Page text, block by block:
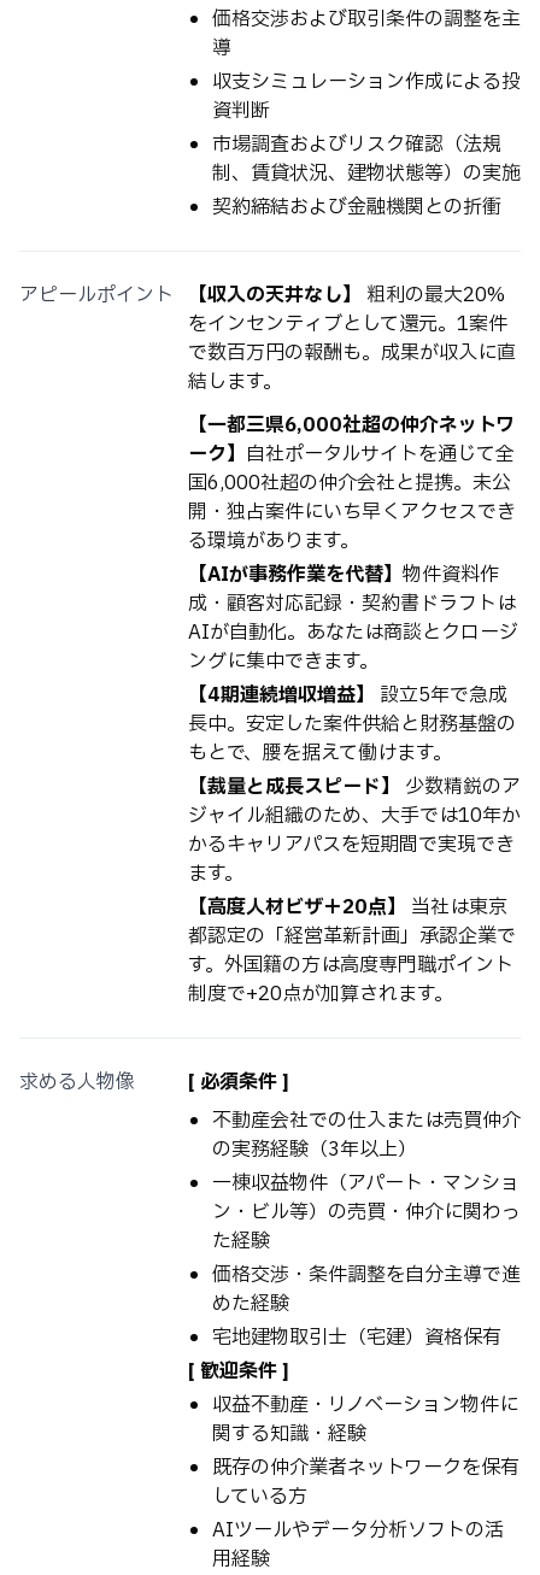
価格交渉および取引条件の調整を主
導
収支シミュレーション作成による投
資判断
市場調査およびリスク確認（法規
制、賃貸状況、建物状態等）の実施
契約締結および金融機関との折衝
アピールポイント 【収入の天井なし】
粗利の最大20%
をインセンティブとして還元。1案件
で数百万円の報酬も。成果が収入に直
結します。
【一都三県6,000社超の仲介ネットワ
ーク】 自社ポータルサイトを通じて全
国6,000社超の仲介会社と提携。未公
開・独占案件にいち早くアクセスでき
る環境があります。
【AIが事務作業を代替】 物件資料作
成・顧客対応記録・契約書ドラフトは
AIが自動化。あなたは商談とクロージ
ングに集中できます。
【4期連続増収増益】
設立5年で急成
長中。安定した案件供給と財務基盤の
もとで、腰を据えて働けます。
【裁量と成長スピード】
少数精鋭のア
ジャイル組織のため、大手では10年か
かるキャリアパスを短期間で実現でき
ます。
【高度人材ビザ＋20点】
当社は東京
都認定の「経営革新計画」承認企業で
す。外国籍の方は高度専門職ポイント
制度で+20点が加算されます。
求める人物像
[ 必須条件 ]
不動産会社での仕入または売買仲介
の実務経験（3年以上）
一棟収益物件（アパート・マンショ
ン・ビル等）の売買・仲介に関わっ
た経験
価格交渉・条件調整を自分主導で進
めた経験
宅地建物取引士（宅建）資格保有
[ 歓迎条件 ]
収益不動産・リノベーション物件に
関する知識・経験
既存の仲介業者ネットワークを保有
している方
AIツールやデータ分析ソフトの活
用経験